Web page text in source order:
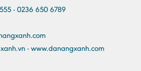
- 0236 650 6789
- www.danangxanh.com